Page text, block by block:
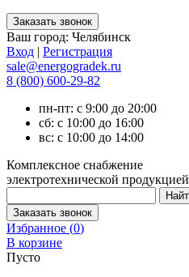
Ваш город: Челябинск
Вход | Регистрация
sale@energogradek.ru
8 (800) 600-29-82
пн-пт: с 9:00 до 20:00
сб: с 10:00 до 16:00
вс: с 10:00 до 14:00
Комплексное снабжение
электротехнической продукцией
Избранное (0)
В корзине
Пусто